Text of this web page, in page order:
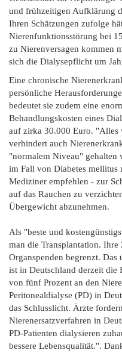
und frühzeitigen Aufklärung
Ihren Schätzungen zufolge
Nierenfunktionsstörung bei
zu Nierenversagen kommen
sich die Dialysepflicht um
Eine chronische
persönliche
bedeutet sie zudem eine
Behandlungskosten eines
auf zirka 30.000 Euro. "Alles
verhindert auch
"normalem Niveau" gehalten
im Fall von Diabetes mellitus
Mediziner empfehlen - zur
auf das Rauchen zu
Übergewicht abzunehmen.
Als "beste und
man die Transplantation.
Organspenden begrenzt. Das
ist in Deutschland derzeit
von fünf Prozent an den
Peritonealdialyse (PD) in
das Schlusslicht. Ärzte
Nierenersatzverfahren in
PD-Patienten dialysieren
bessere Lebensqualität.".